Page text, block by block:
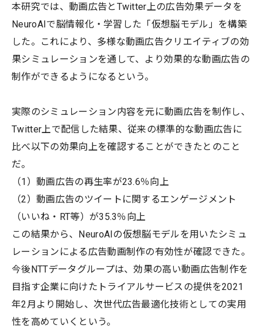
本研究では、動画広告とTwitter上の広告効果データを
NeuroAIで脳情報化・学習した「仮想脳モデル」を構築
した。これにより、多様な動画広告クリエイティブの効
果シミュレーションを通して、より効果的な動画広告の
制作ができるようになるという。
実際のシミュレーション内容を元に動画広告を制作し、
Twitter上で配信した結果、従来の標準的な動画広告に
比べ以下の効果向上を確認することができたとのこと
だ。
（1）動画広告の再生率が23.6％向上
（2）動画広告のツイートに関するエンゲージメント
（いいね・RT等）が35.3％向上
この結果から、NeuroAIの仮想脳モデルを用いたシミュ
レーションによる広告動画制作の有効性が確認できた。
今後NTTデータグループは、効果の高い動画広告制作を
目指す企業に向けたトライアルサービスの提供を2021
年2月より開始し、次世代広告最適化技術としての実用
性を高めていくという。